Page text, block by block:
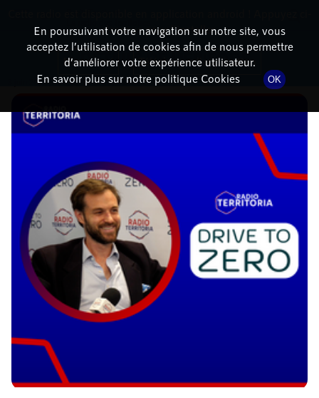
DÉTAILS DE L'ÉPISODE
3 juin 2026à 13h45, durée : 14 minutes
En poursuivant votre navigation sur notre site, vous
acceptez l’utilisation de cookies afin de nous permettre
d’améliorer votre expérience utilisateur.
En savoir plus sur notre politique Cookies
OK
dessous pour l'installer.
Non merci Télécharger l'application